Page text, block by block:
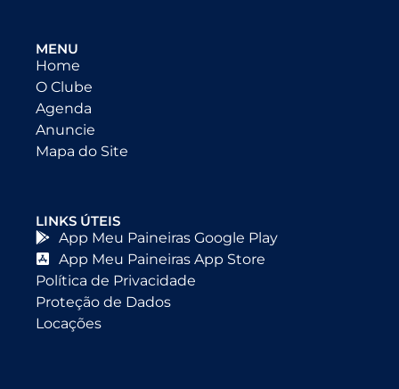
MENU
Home
O Clube
Agenda
Anuncie
Mapa do Site
LINKS ÚTEIS
App Meu Paineiras Google Play
App Meu Paineiras App Store
Política de Privacidade
Proteção de Dados
Locações